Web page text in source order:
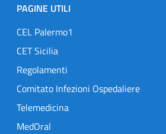
PAGINE UTILI
CEL Palermo1
CET Sicilia
Regolamenti
Comitato Infezioni Ospedaliere
Telemedicina
MedOral